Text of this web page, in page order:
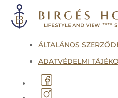
ÁLTALÁNOS
ADATVÉDELMI